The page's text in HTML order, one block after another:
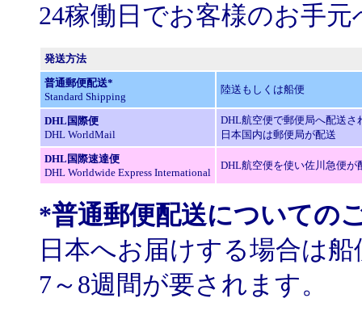
24稼働日でお客様のお手
発送方法
普通郵便配送*
Standard Shipping
陸送もしくは船便
DHL国際便
DHL WorldMail
DHL航空便で郵便局へ配送さ
日本国内は郵便局が配送
DHL国際速達便
DHL Worldwide Express International
DHL航空便を使い佐川急便が
*普通郵便配送についての
日本へお届けする場合は
7～8週間が要されます。